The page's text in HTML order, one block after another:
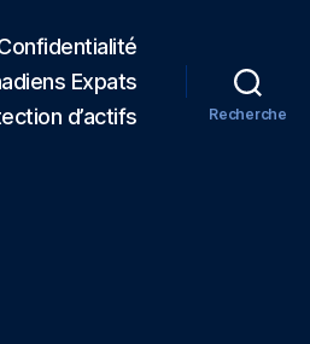
Expats
d’actifs Recherche